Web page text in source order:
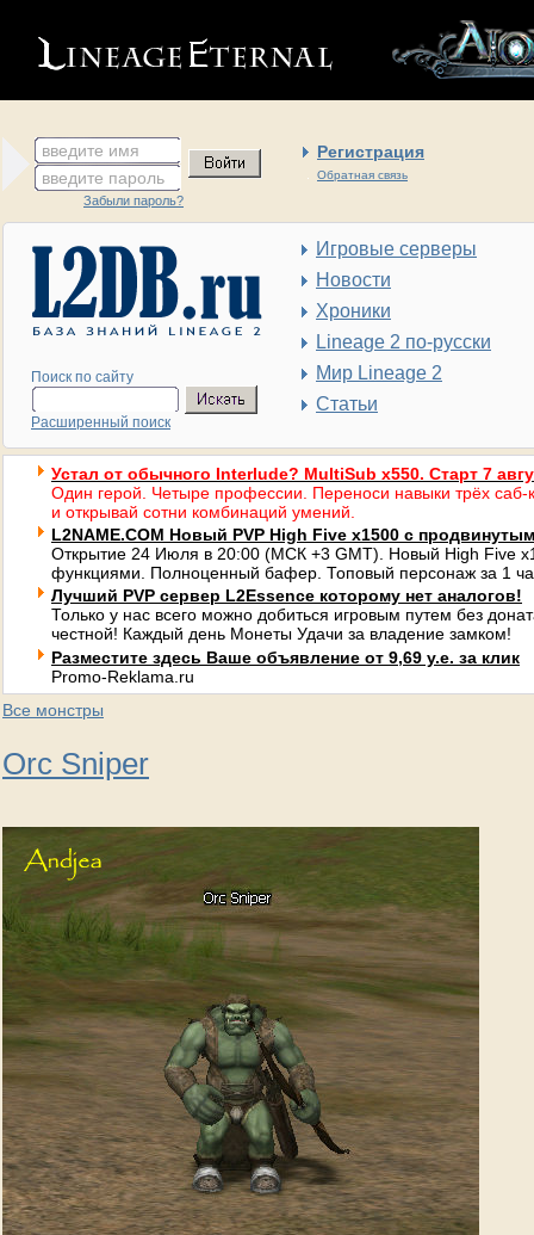
введите имя Регистрация
Обратная связь
введите пароль
Забыли пароль?
Поиск по сайту
Расширенный поиск
Игровые серверы
Новости
Хроники
Lineage 2 по-русски
Мир Lineage 2
Статьи
Устал от обычного Interlude? MultiSub x550. Старт 7
Один герой. Четыре профессии. Переноси навыки трёх саб-
и открывай сотни комбинаций умений.
L2NAME.COM Новый PVP High Five x1500 с
Открытие 24 Июля в 20:00 (МСК +3 GMT). Новый High Five
функциями. Полноценный бафер. Топовый персонаж за 1
Лучший PVP сервер L2Essence которому нет аналогов!
Только у нас всего можно добиться игровым путем без
честной! Каждый день Монеты Удачи за владение замком!
Разместите здесь Ваше объявление от 9,69 у.е. за клик
Promo-Reklama.ru
Все монстры
Orc Sniper